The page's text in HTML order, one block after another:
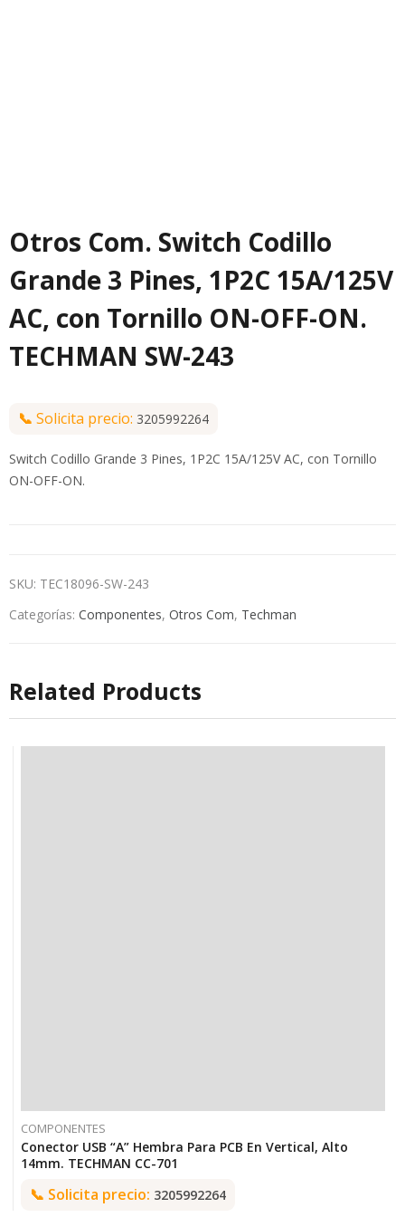
Otros Com. Switch Codillo
Grande 3 Pines, 1P2C 15A/125V
AC, con Tornillo ON-OFF-ON.
TECHMAN SW-243
📞 Solicita precio: 3205992264
Switch Codillo Grande 3 Pines, 1P2C 15A/125V AC, con Tornillo
ON-OFF-ON.
SKU: TEC18096-SW-243
Categorías: Componentes, Otros Com, Techman
Related Products
COMPONENTES
Conector USB “A” Hembra Para PCB En Vertical, Alto
14mm. TECHMAN CC-701
📞 Solicita precio: 3205992264